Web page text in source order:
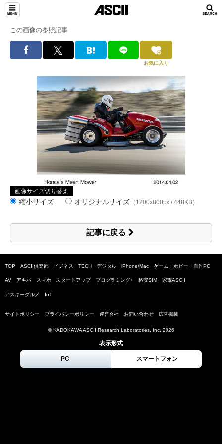
この画像の参照記事
お気に入り
画像サイズ切り替え
縮小サイズ オリジナルサイズ （1200x800px / 448KB）
記事に戻る
TOP ASCII倶楽部 ビジネス TECH デジタル iPhone/Mac ゲーム・ホビー 自作PC
AV アキバ スマホ スタートアップ プログラミング+ 格安SIM 家電ASCII
アスキーグルメ IoT
サイトポリシー プライバシーポリシー 運営会社 お問い合わせ 広告掲載
© KADOKAWA ASCII Research Laboratories, Inc. 2026
表示形式
PC スマートフォン